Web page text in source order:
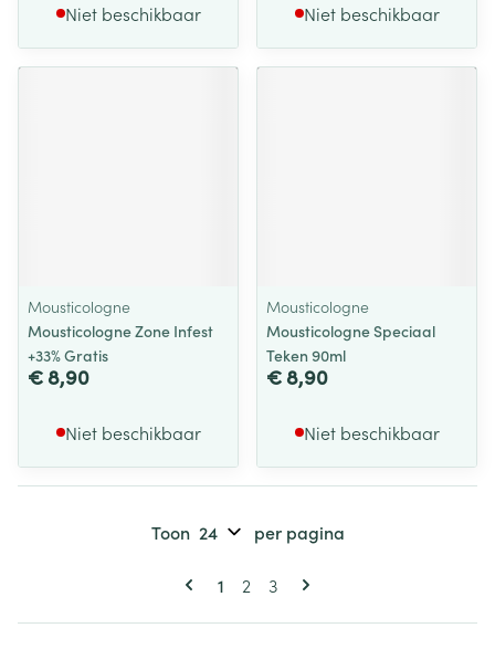
Niet beschikbaar Niet beschikbaar
Mousticologne
Mousticologne Zone Infest
+33% Gratis
€ 8,90
Niet beschikbaar
Mousticologne
Mousticologne Speciaal
Teken 90ml
€ 8,90
Niet beschikbaar
Pagina's
U lees momenteel pagina
1 Pagina
2 Pagina
3
Toon per pagina